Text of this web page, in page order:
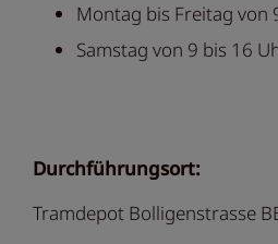
Montag bis Freitag von
Samstag von 9 bis 16
Durchführungsort:
Tramdepot Bolligenstrasse